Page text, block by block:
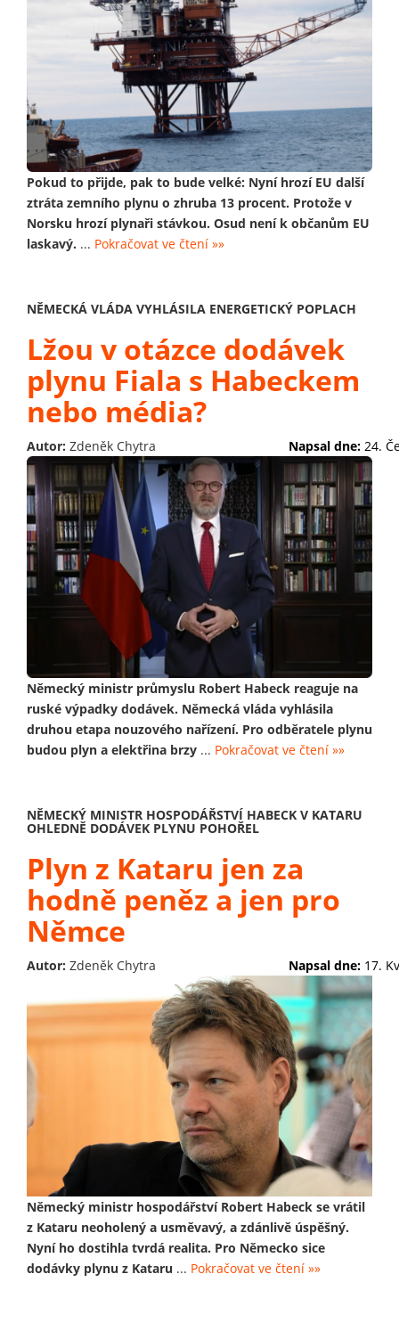
Pokud to přijde, pak to bude velké: Nyní hrozí EU další
ztráta zemního plynu o zhruba 13 procent. Protože v
Norsku hrozí plynaři stávkou. Osud není k občanům EU
laskavý. ... Pokračovat ve čtení »»
NĚMECKÁ VLÁDA VYHLÁSILA ENERGETICKÝ POPLACH
Lžou v otázce dodávek
plynu Fiala s Habeckem
nebo média?
Autor: Zdeněk Chytra Napsal dne: 24.
Německý ministr průmyslu Robert Habeck reaguje na
ruské výpadky dodávek. Německá vláda vyhlásila
druhou etapa nouzového nařízení. Pro odběratele plynu
budou plyn a elektřina brzy ... Pokračovat ve čtení »»
NĚMECKÝ MINISTR HOSPODÁŘSTVÍ HABECK V KATARU
OHLEDNĚ DODÁVEK PLYNU POHOŘEL
Plyn z Kataru jen za
hodně peněz a jen pro
Němce
Autor: Zdeněk Chytra Napsal dne: 17.
Německý ministr hospodářství Robert Habeck se vrátil
z Kataru neoholený a usměvavý, a zdánlivě úspěšný.
Nyní ho dostihla tvrdá realita. Pro Německo sice
dodávky plynu z Kataru ... Pokračovat ve čtení »»